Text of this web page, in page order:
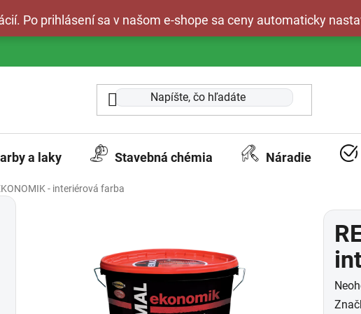
Po prihlásení sa v našom e-shope sa ceny automaticky
a laky Stavebná chémia Náradie
- interiérová farba